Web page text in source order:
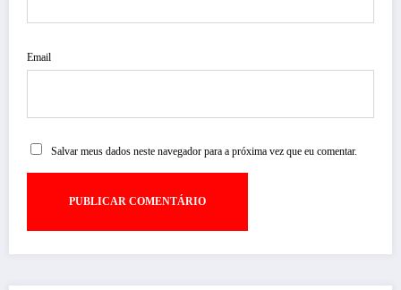
Email
Salvar meus dados neste navegador para a próxima vez que eu comentar.